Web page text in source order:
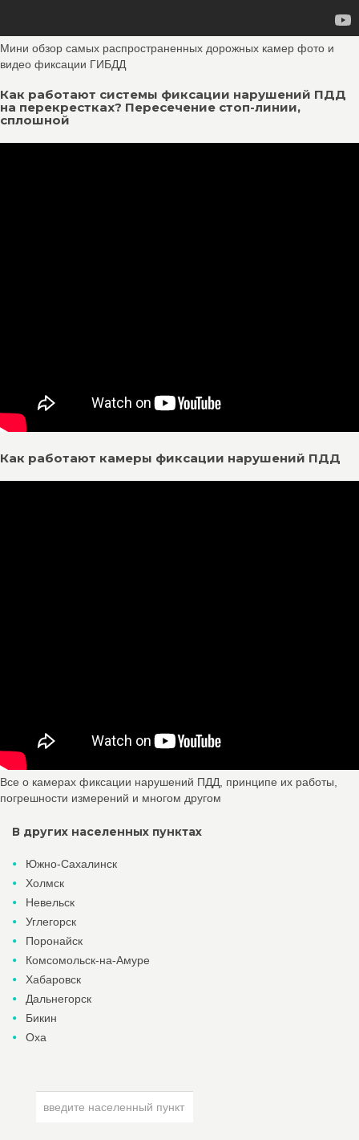
Мини обзор самых распространенных дорожных камер фото и
видео фиксации ГИБДД
Как работают системы фиксации нарушений ПДД
на перекрестках? Пересечение стоп-линии,
сплошной
Как работают камеры фиксации нарушений ПДД
Все о камерах фиксации нарушений ПДД, принципе их работы,
погрешности измерений и многом другом
В других населенных пунктах
Южно-Сахалинск
Холмск
Невельск
Углегорск
Поронайск
Комсомольск-на-Амуре
Хабаровск
Дальнегорск
Бикин
Оха